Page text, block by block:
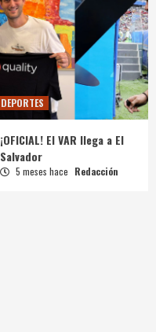
DEPORTES
¡OFICIAL! El VAR llega a El
Salvador
5 meses hace Redacción